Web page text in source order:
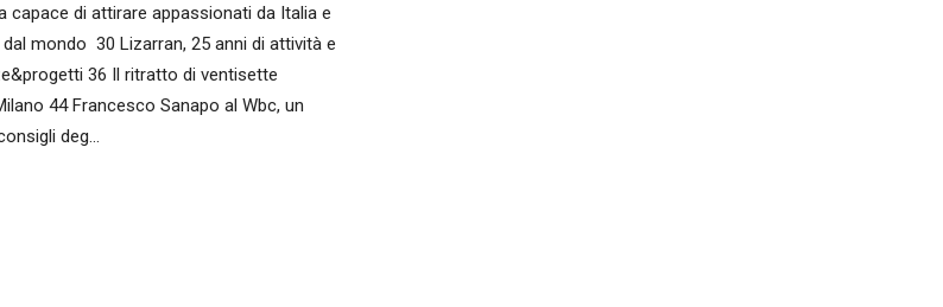
capace di attirare appassionati da Italia e
mondo 30 Lizarran, 25 anni di attività e
36 Il ritratto di ventisette
44 Francesco Sanapo al Wbc, un
deg…